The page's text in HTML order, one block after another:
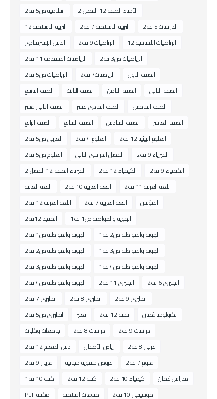
اسلامية ص5 ف2
الأحياء الصف 12 الفصل 2
التربية الاسلامية 12
التربية الاسلامية 7 ف2
الدراسات 6 ف2
الدليل الإسترشادي
الرياضيات 9 ف2
الرياضيات الأساسية 12
الرياضيات المتقدمة 11 ف2
الرياضيات ص3 ف2
الرياضيات ص5 ف2
الرياضيات7 ف2
الصف الاول
الصف التاسع
الصف الثالث الصف الثامن
الصف الثاني
الصف الثاني عشر
الصف الحادي عشر
الصف الخامس
الصف الرابع
الصف السابع الصف السادس
الصف العاشر
العربي ص5 ف2
العلوم 4 ف2
العلوم البيئية 12 ف2
العلوم ص5 ف2
الفصل الدراسي الثاني
الفيزياء 9 ف2
الفيزياء الصف 12 الفصل 2
الكيمياء 12 ف2
الكيمياء 9 ف2
اللغة العربية
اللغة العربية 10 ف2
اللغة العربية 11 ف2
اللغة العربية 12 ف2
اللغة العربية 7 ف2
المؤنس
المفيد 12ف2
الهوية والمواطنة ص1 ف1
الهوية والمواطنة ص1 ف2
الهوية والمواطنة ص2 ف1
الهوية والمواطنة ص2 ف2
الهوية والمواطنة ص3 ف1
الهوية والمواطنة ص3 ف2
الهوية والمواطنة ص4 ف1
الهوية والمواطنة ص4 ف2
انجليزي 11 ف2
انجليزي 6 ف2
انجليزي 7 ف2
انجليزي 8 ف2
انجليزي 9 ف2
انجليزي ص5 ف2
تعبير تقنية 12 ف2
تكنولوجيا عُمان
جامعات وكليات
دراسات 8 ف2
دراسات 9 ف2
دليل المعلم 12 ف2
رياض الأطفال
عربي 8 ف2
عربي 9 ف2
عروض شفوية مجانية
علوم 7 ف2
كتب 10 ف1
كتب 12 ف2 كيمياء 10 ف2
مدراس عُمان
مكتبة PDF
منوعات اسلامية
موسيقى 10 ف2